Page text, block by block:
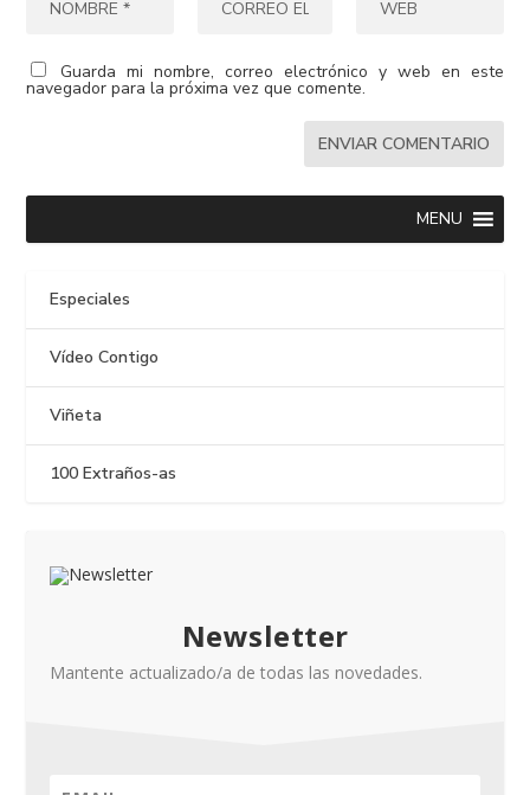
Guarda mi nombre, correo electrónico y web en este
navegador para la próxima vez que comente.
MENU
Especiales
Vídeo Contigo
Viñeta
100 Extraños-as
Newsletter
Mantente actualizado/a de todas las novedades.